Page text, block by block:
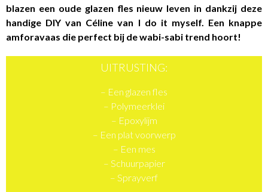
blazen een oude glazen fles nieuw leven in dankzij deze
handige DIY van Céline van I do it myself. Een knappe
amforavaas die perfect bij de wabi-sabi trend hoort!
UITRUSTING:
– Een glazen fles
– Polymeerklei
– Epoxylijm
– Een plat voorwerp
– Een mes
– Schuurpapier
– Sprayverf